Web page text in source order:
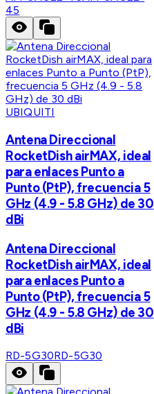
45
UBIQUITI
Antena Direccional
RocketDish airMAX, ideal
para enlaces Punto a
Punto (PtP), frecuencia 5
GHz (4.9 - 5.8 GHz) de 30
dBi
Antena Direccional
RocketDish airMAX, ideal
para enlaces Punto a
Punto (PtP), frecuencia 5
GHz (4.9 - 5.8 GHz) de 30
dBi
RD-5G30RD-5G30